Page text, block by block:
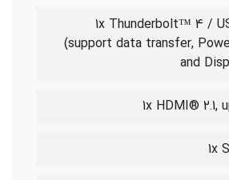
1x Thunderbolt™ 4 /
(support data transfer,
and
1x HDMI® 2.1,
1x